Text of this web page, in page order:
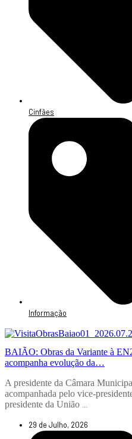
Cinfães
Informação
BAIÃO: Obras da Variante à
acompanha evolução da…
A presidente da Câmara
acompanhada pelo vice-
presidente da União ...
29 de Julho, 2026